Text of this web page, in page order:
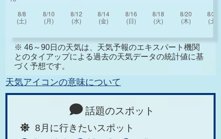
※ 46～90日の天気は、天気予報のエキスパート機関
とのタイアップによる過去の天気データの統計値に基
づく予想です。
天気アイコンの意味について
話題のスポット
8月に行きたいスポット